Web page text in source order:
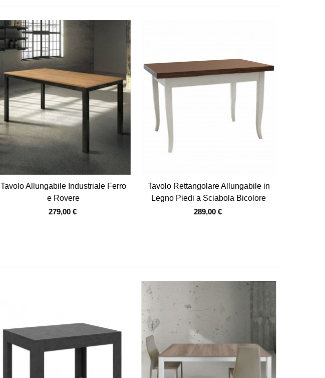
Vista veloce
Tavolo Allungabile Industriale Ferro
e Rovere
279,00 €
Vista veloce
Tavolo Rettangolare Allungabile in
Legno Piedi a Sciabola Bicolore
289,00 €